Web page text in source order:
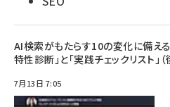
AI検索がもたらす10の変化に備える
特性診断」と「実践チェックリスト」（
7月13日 7:05